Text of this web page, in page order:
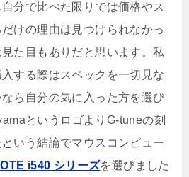
分で比べた限りでは価格やス
けの理由は見つけられなかっ
た目もありだと思います。私
する際はスペックを一切見な
ら自分の気に入った方を選び
というロゴよりG-tuneの刻
いう結論でマウスコンピュー
i540 シリーズを選びました